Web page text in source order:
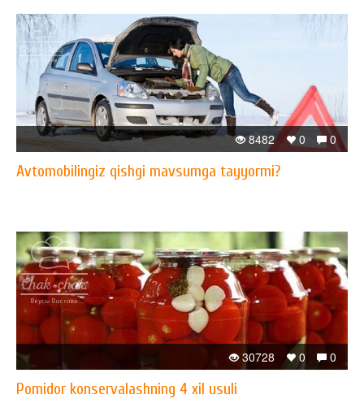
0
0
8482
Avtomobilingiz qishgi mavsumga tayyormi?
0
0
30728
Pomidor konservalashning 4 xil usuli